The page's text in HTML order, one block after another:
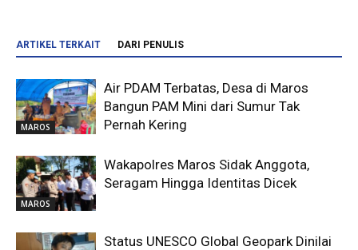
ARTIKEL TERKAIT DARI PENULIS
MAROS
Air PDAM Terbatas, Desa di Maros
Bangun PAM Mini dari Sumur Tak
Pernah Kering
MAROS
Wakapolres Maros Sidak Anggota,
Seragam Hingga Identitas Dicek
Status UNESCO Global Geopark Dinilai